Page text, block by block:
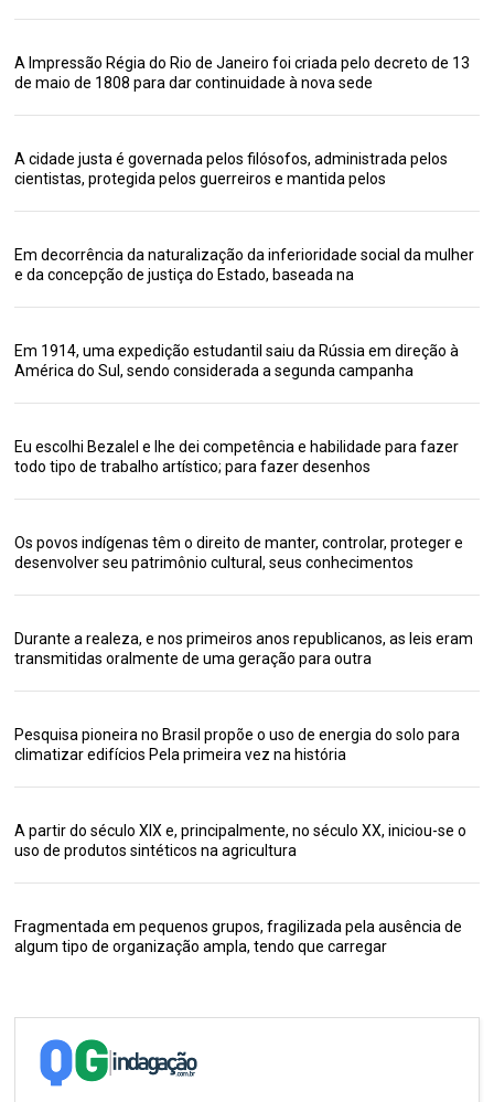
A Impressão Régia do Rio de Janeiro foi criada pelo decreto de 13
de maio de 1808 para dar continuidade à nova sede
A cidade justa é governada pelos filósofos, administrada pelos
cientistas, protegida pelos guerreiros e mantida pelos
Em decorrência da naturalização da inferioridade social da mulher
e da concepção de justiça do Estado, baseada na
Em 1914, uma expedição estudantil saiu da Rússia em direção à
América do Sul, sendo considerada a segunda campanha
Eu escolhi Bezalel e lhe dei competência e habilidade para fazer
todo tipo de trabalho artístico; para fazer desenhos
Os povos indígenas têm o direito de manter, controlar, proteger e
desenvolver seu patrimônio cultural, seus conhecimentos
Durante a realeza, e nos primeiros anos republicanos, as leis eram
transmitidas oralmente de uma geração para outra
Pesquisa pioneira no Brasil propõe o uso de energia do solo para
climatizar edifícios Pela primeira vez na história
A partir do século XIX e, principalmente, no século XX, iniciou-se o
uso de produtos sintéticos na agricultura
Fragmentada em pequenos grupos, fragilizada pela ausência de
algum tipo de organização ampla, tendo que carregar